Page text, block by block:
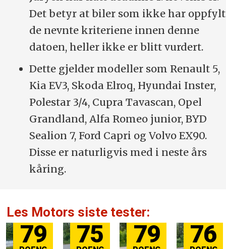
Det betyr at biler som ikke har oppfylt
de nevnte kriteriene innen denne
datoen, heller ikke er blitt vurdert.
Dette gjelder modeller som Renault 5,
Kia EV3, Skoda Elroq, Hyundai Inster,
Polestar 3/4, Cupra Tavascan, Opel
Grandland, Alfa Romeo junior, BYD
Sealion 7, Ford Capri og Volvo EX90.
Disse er naturligvis med i neste års
kåring.
Les Motors siste tester:
79 75 79 76